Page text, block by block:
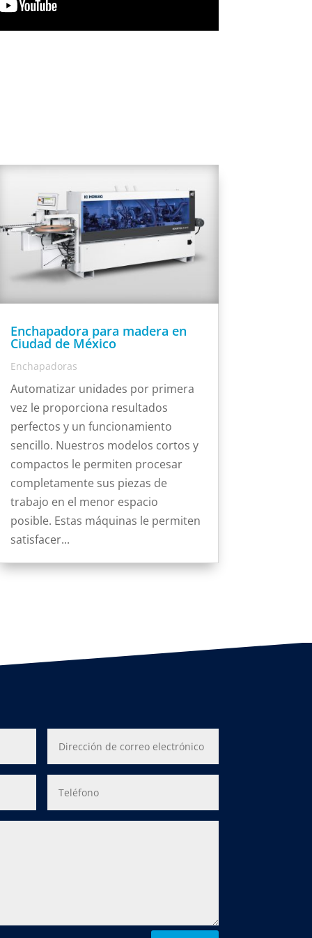
Enchapadora para madera en
Ciudad de México
Enchapadoras
Automatizar unidades por primera
vez le proporciona resultados
perfectos y un funcionamiento
sencillo. Nuestros modelos cortos y
compactos le permiten procesar
completamente sus piezas de
trabajo en el menor espacio
posible. Estas máquinas le permiten
satisfacer...